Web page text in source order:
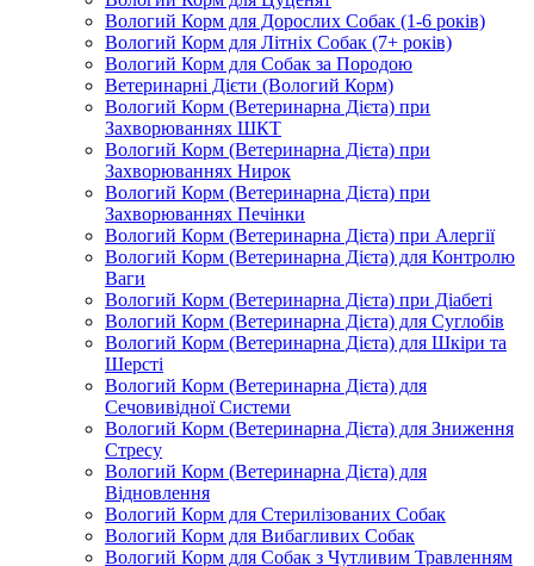
Вологий Корм для Дорослих Собак (1-6 років)
Вологий Корм для Літніх Собак (7+ років)
Вологий Корм для Собак за Породою
Ветеринарні Дієти (Вологий Корм)
Вологий Корм (Ветеринарна Дієта) при
Захворюваннях ШКТ
Вологий Корм (Ветеринарна Дієта) при
Захворюваннях Нирок
Вологий Корм (Ветеринарна Дієта) при
Захворюваннях Печінки
Вологий Корм (Ветеринарна Дієта) при Алергії
Вологий Корм (Ветеринарна Дієта) для Контролю
Ваги
Вологий Корм (Ветеринарна Дієта) при Діабеті
Вологий Корм (Ветеринарна Дієта) для Суглобів
Вологий Корм (Ветеринарна Дієта) для Шкіри та
Шерсті
Вологий Корм (Ветеринарна Дієта) для
Сечовивідної Системи
Вологий Корм (Ветеринарна Дієта) для Зниження
Стресу
Вологий Корм (Ветеринарна Дієта) для
Відновлення
Вологий Корм для Стерилізованих Собак
Вологий Корм для Вибагливих Собак
Вологий Корм для Собак з Чутливим Травленням